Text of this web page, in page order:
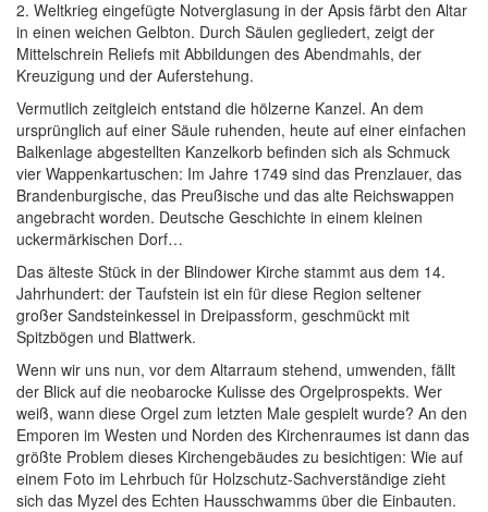
2. Weltkrieg eingefügte Notverglasung in der Apsis färbt den Altar
in einen weichen Gelbton. Durch Säulen gegliedert, zeigt der
Mittelschrein Reliefs mit Abbildungen des Abendmahls, der
Kreuzigung und der Auferstehung.
Vermutlich zeitgleich entstand die hölzerne Kanzel. An dem
ursprünglich auf einer Säule ruhenden, heute auf einer einfachen
Balkenlage abgestellten Kanzelkorb befinden sich als Schmuck
vier Wappenkartuschen: Im Jahre 1749 sind das Prenzlauer, das
Brandenburgische, das Preußische und das alte Reichswappen
angebracht worden. Deutsche Geschichte in einem kleinen
uckermärkischen Dorf…
Das älteste Stück in der Blindower Kirche stammt aus dem 14.
Jahrhundert: der Taufstein ist ein für diese Region seltener
großer Sandsteinkessel in Dreipassform, geschmückt mit
Spitzbögen und Blattwerk.
Wenn wir uns nun, vor dem Altarraum stehend, umwenden, fällt
der Blick auf die neobarocke Kulisse des Orgelprospekts. Wer
weiß, wann diese Orgel zum letzten Male gespielt wurde? An den
Emporen im Westen und Norden des Kirchenraumes ist dann das
größte Problem dieses Kirchengebäudes zu besichtigen: Wie auf
einem Foto im Lehrbuch für Holzschutz-Sachverständige zieht
sich das Myzel des Echten Hausschwamms über die Einbauten.